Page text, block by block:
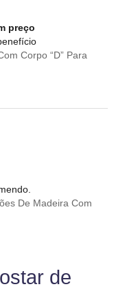
preço
Corpo “D” Para
De Madeira Com
de